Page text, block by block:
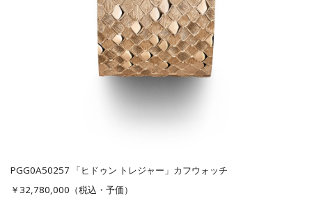
PGG0A50257 「ヒドゥン トレジャー」カフウォッチ
￥32,780,000（税込・予価）